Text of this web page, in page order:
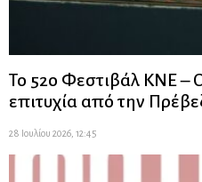
Το 52ο Φεστιβάλ ΚΝΕ –
επιτυχία από την
28 Ιουλίου 2026, 12:45